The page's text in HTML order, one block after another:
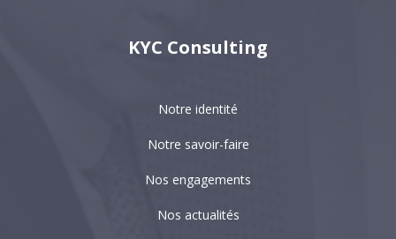
KYC Consulting
Notre identité
Notre savoir-faire
Nos engagements
Nos actualités